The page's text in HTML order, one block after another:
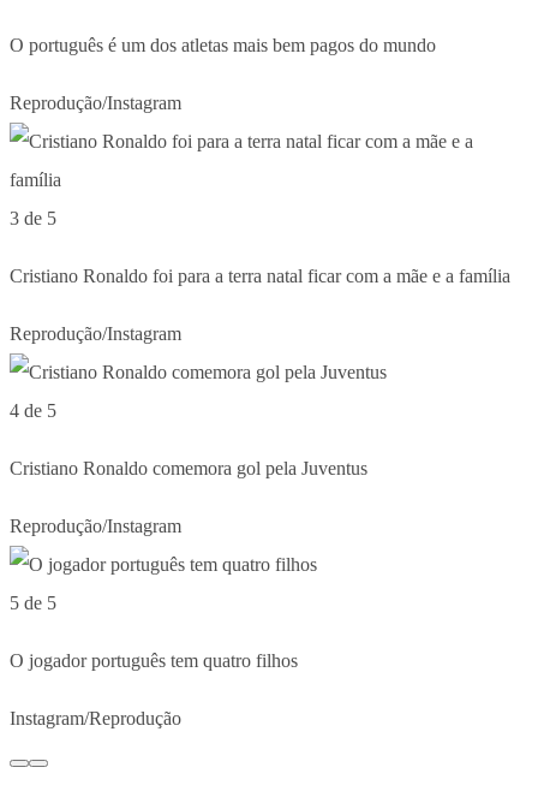
O português é um dos atletas mais bem pagos do mundo
Reprodução/Instagram
3 de 5
Cristiano Ronaldo foi para a terra natal ficar com a mãe e a família
Reprodução/Instagram
4 de 5
Cristiano Ronaldo comemora gol pela Juventus
Reprodução/Instagram
5 de 5
O jogador português tem quatro filhos
Instagram/Reprodução